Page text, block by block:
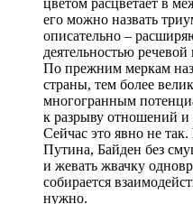
цветом расцветает в
его можно назвать
описательно –
деятельностью
По прежним меркам
страны, тем более
многогранным
к разрыву отношений и
Сейчас это явно не
Путина, Байден без
и жевать жвачку
собирается
нужно.